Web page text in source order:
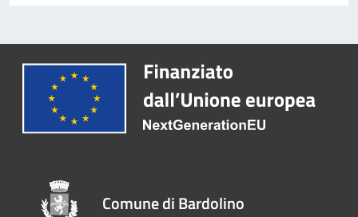
Comune di Bardolino